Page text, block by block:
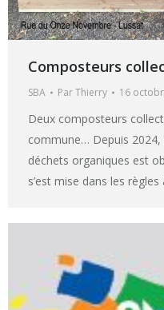
Composteurs
SBA ParThierry 16
Deux composteurs
commune… Depuis
déchets organiques est
s’est mise dans les règles